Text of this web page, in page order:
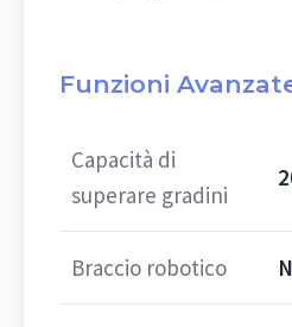
Funzioni
Capacità di
superare gradini
Braccio robotico